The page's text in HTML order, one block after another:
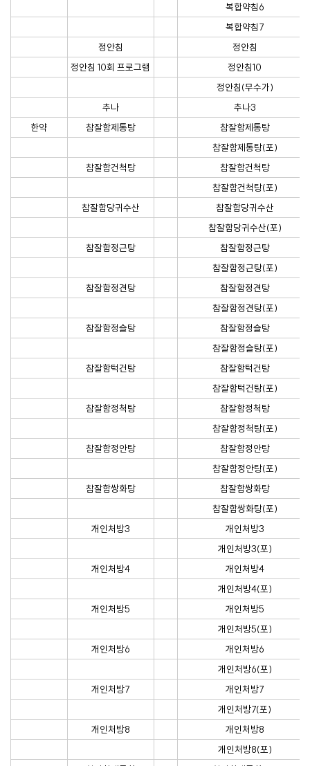
복합약침6
복합약침7
정안침
정안침
정안침 10회 프로그램
정안침10
정안침(무수가)
추나
추나3
한약
참잘함제통탕
참잘함제통탕
참잘함제통탕(포)
참잘함건척탕
참잘함건척탕
참잘함건척탕(포)
참잘함당귀수산
참잘함당귀수산
참잘함당귀수산(포)
참잘함정근탕
참잘함정근탕
참잘함정근탕(포)
참잘함정견탕
참잘함정견탕
참잘함정견탕(포)
참잘함정슬탕
참잘함정슬탕
참잘함정슬탕(포)
참잘함턱건탕
참잘함턱건탕
참잘함턱건탕(포)
참잘함정척탕
참잘함정척탕
참잘함정척탕(포)
참잘함정안탕
참잘함정안탕
참잘함정안탕(포)
참잘함쌍화탕
참잘함쌍화탕
참잘함쌍화탕(포)
개인처방3
개인처방3
개인처방3(포)
개인처방4
개인처방4
개인처방4(포)
개인처방5
개인처방5
개인처방5(포)
개인처방6
개인처방6
개인처방6(포)
개인처방7
개인처방7
개인처방7(포)
개인처방8
개인처방8
개인처방8(포)